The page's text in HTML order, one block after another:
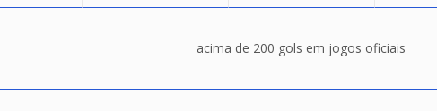
acima de 200 gols em jogos oficiais